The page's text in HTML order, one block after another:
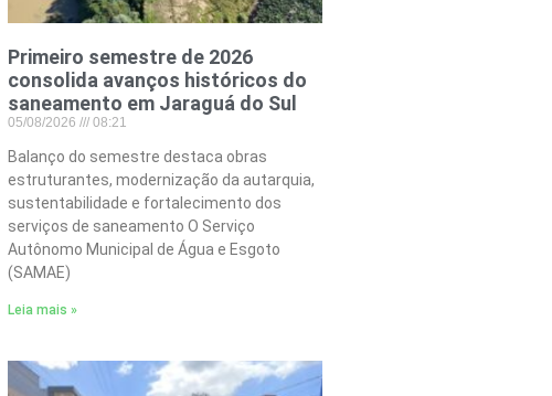
Primeiro semestre de 2026
consolida avanços históricos do
saneamento em Jaraguá do Sul
05/08/2026 08:21
Balanço do semestre destaca obras
estruturantes, modernização da autarquia,
sustentabilidade e fortalecimento dos
serviços de saneamento O Serviço
Autônomo Municipal de Água e Esgoto
(SAMAE)
Leia mais »